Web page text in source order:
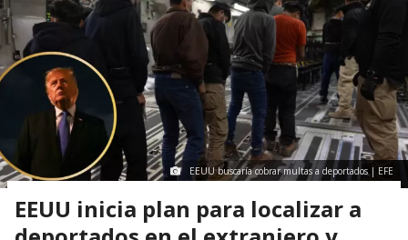
EEUU buscaría cobrar multas a deportados | EFE
EEUU inicia plan para localizar a